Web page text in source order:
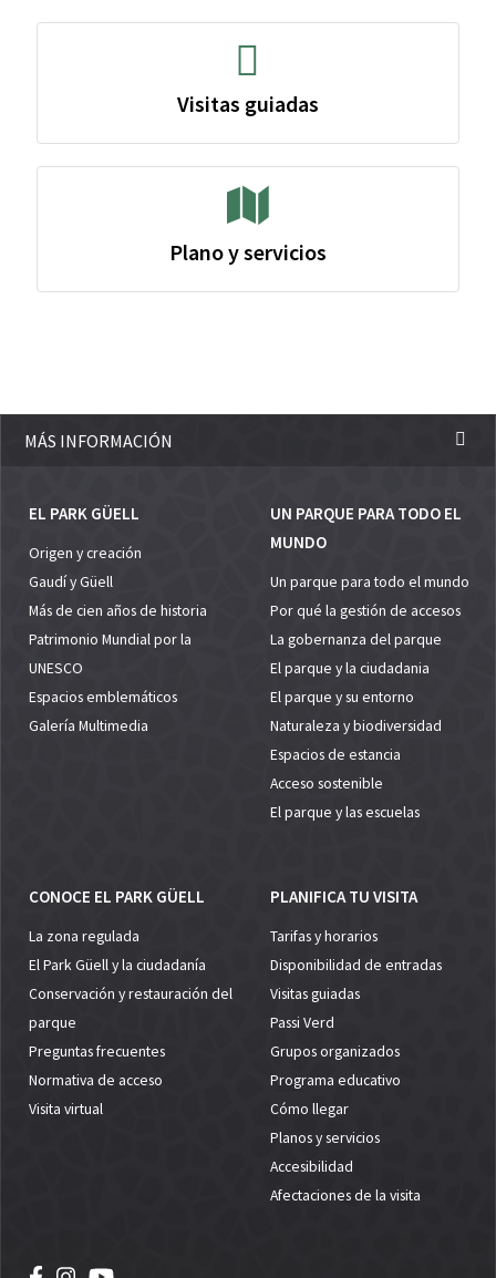
Visitas guiadas
Plano y servicios
MÁS INFORMACIÓN
EL PARK GÜELL
Origen y creación
Gaudí y Güell
Más de cien años de historia
Patrimonio Mundial por la
UNESCO
Espacios emblemáticos
Galería Multimedia
UN PARQUE PARA TODO EL
MUNDO
Un parque para todo el mundo
Por qué la gestión de accesos
La gobernanza del parque
El parque y la ciudadania
El parque y su entorno
Naturaleza y biodiversidad
Espacios de estancia
Acceso sostenible
El parque y las escuelas
CONOCE EL PARK GÜELL
La zona regulada
El Park Güell y la ciudadanía
Conservación y restauración del
parque
Preguntas frecuentes
Normativa de acceso
Visita virtual
PLANIFICA TU VISITA
Tarifas y horarios
Disponibilidad de entradas
Visitas guiadas
Passi Verd
Grupos organizados
Programa educativo
Cómo llegar
Planos y servicios
Accesibilidad
Afectaciones de la visita